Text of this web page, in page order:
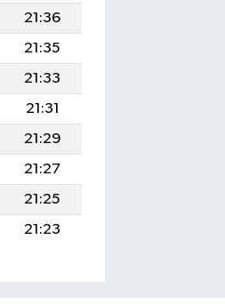
21:36
21:35
21:33
21:31
21:29
21:27
21:25
21:23